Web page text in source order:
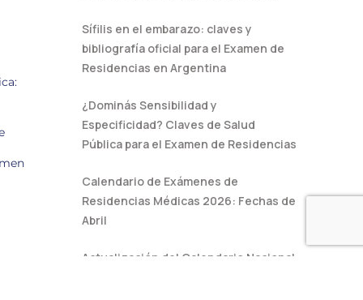
Sífilis en el embarazo: claves y
bibliografía oficial para el Examen de
Residencias en Argentina
¿Dominás Sensibilidad y
Especificidad? Claves de Salud
Pública para el Examen de Residencias
Calendario de Exámenes de
Residencias Médicas 2026: Fechas de
Abril
Actualización del Calendario Nacional